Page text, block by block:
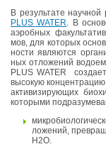
В ре­зуль­та­те
PLUS WATER. В
аэроб­ных
мов, для ко­то­рых
но­сти яв­ля­ют­ся
ных от­ло­же­ний
PLUS WATER
вы­со­кую
ак­ти­ви­зи­ру­ю­щих
ко­то­ры­ми
ло­же­ний,
Н2О.